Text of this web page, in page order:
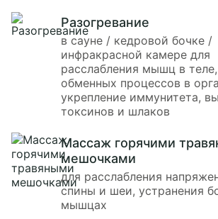
Разогревание
в сауне / кедровой бочке /
инфракрасной камере для
расслабления мышц в теле,
обменных процессов в
укрепление иммунитета,
токсинов и шлаков
Массаж горячими
мешочками
для расслабления
спины и шеи, устранения
мышцах